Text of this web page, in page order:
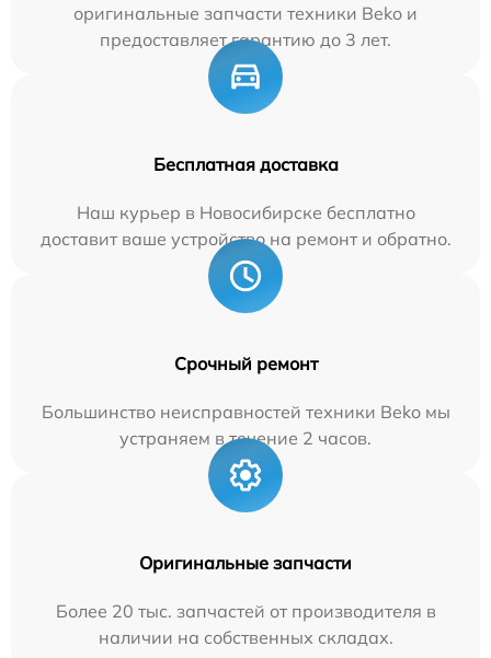
оригинальные запчасти техники Beko и
предоставляет гарантию до 3 лет.
Бесплатная доставка
Наш курьер в Новосибирске бесплатно
доставит ваше устройство на ремонт и обратно.
Срочный ремонт
Большинство неисправностей техники Beko мы
устраняем в течение 2 часов.
Оригинальные запчасти
Более 20 тыс. запчастей от производителя в
наличии на собственных складах.